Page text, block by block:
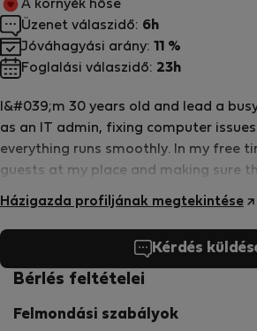
I&#039;m 30 years old and lead a
as an IT admin, fixing computer
everything runs smoothly. In my free
guests at my place and making sure
stay. When I&#039;m not working or
with friends. It&#039;s a fun way to
Házigazda profiljának megtekintése
A környék hőse
Üzenet válaszidő: 6h
Jóváhagyási arány: 11 %
Foglalási válaszidő: 23h
Kérdés
Bérlés feltételei
Felmondási szabályok